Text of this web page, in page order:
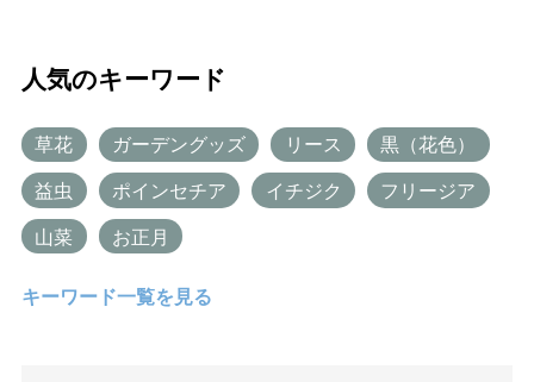
人気のキーワード
草花 ガーデングッズ リース 黒（花色）
益虫 ポインセチア イチジク フリージア
山菜 お正月
キーワード一覧を見る